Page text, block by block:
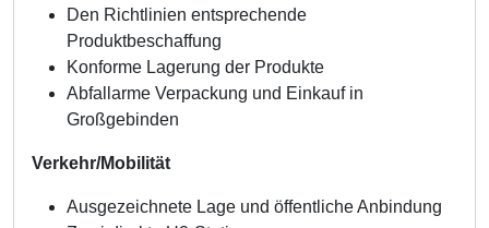
Den Richtlinien entsprechende
Produktbeschaffung
Konforme Lagerung der Produkte
Abfallarme Verpackung und Einkauf in
Großgebinden
Verkehr/Mobilität
Ausgezeichnete Lage und öffentliche Anbindung